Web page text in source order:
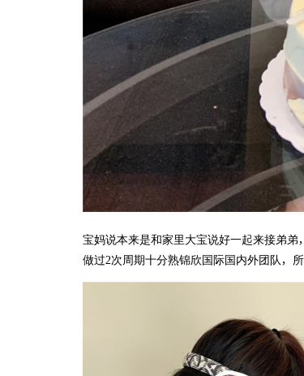
宝妈说本来是和家里大宝说好一起来接弟
做过2次周期十分熟锦欣国际国内外团队，